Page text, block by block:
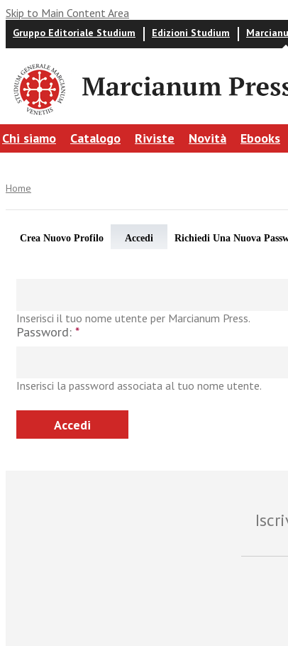
Skip to Main Content Area
Gruppo Editoriale Studium Edizioni Studium
Chi siamo Catalogo Riviste Novità Ebooks
Home
Crea Nuovo Profilo Accedi Richiedi Una Nuova
Inserisci il tuo nome utente per Marcianum Press.
Password: *
Inserisci la password associata al tuo nome utente.